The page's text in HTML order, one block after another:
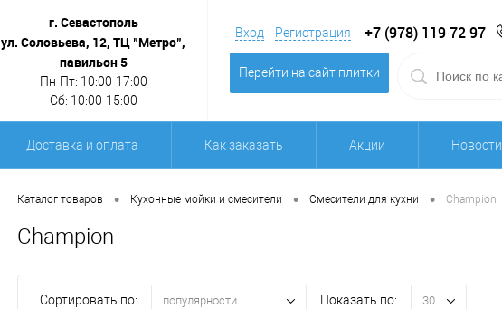
г. Севастополь
ул. Соловьева, 12, ТЦ "Метро",
павильон 5
Пн-Пт: 10:00-17:00
Сб: 10:00-15:00
Вход Регистрация +7 (978) 119 72 97
Перейти на сайт плитки
Доставка и оплата Как заказать Акции Новости
Каталог товаров • Кухонные мойки и смесители • Смесители для кухни • Champion
Champion
Сортировать по: популярности Показать по: 30